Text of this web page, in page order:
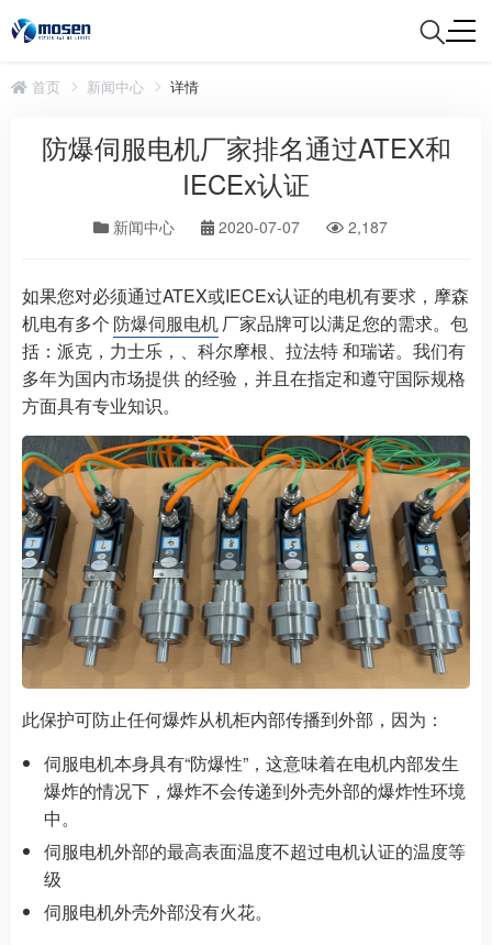
首页 新闻中心 详情
防爆伺服电机厂家排名通过ATEX和
IECEx认证
新闻中心 2020-07-07 2,187
如果您对必须通过ATEX或IECEx认证的电机有要求，摩森
机电有多个 防爆伺服电机厂家品牌可以满足您的需求。包
括：派克，力士乐，、科尔摩根、拉法特 和瑞诺。我们有
多年为国内市场提供 的经验，并且在指定和遵守国际规格
方面具有专业知识。
此保护可防止任何爆炸从机柜内部传播到外部，因为：
伺服电机本身具有“防爆性”，这意味着在电机内部发生
爆炸的情况下，爆炸不会传递到外壳外部的爆炸性环境
中。
伺服电机外部的最高表面温度不超过电机认证的温度等
级
伺服电机外壳外部没有火花。